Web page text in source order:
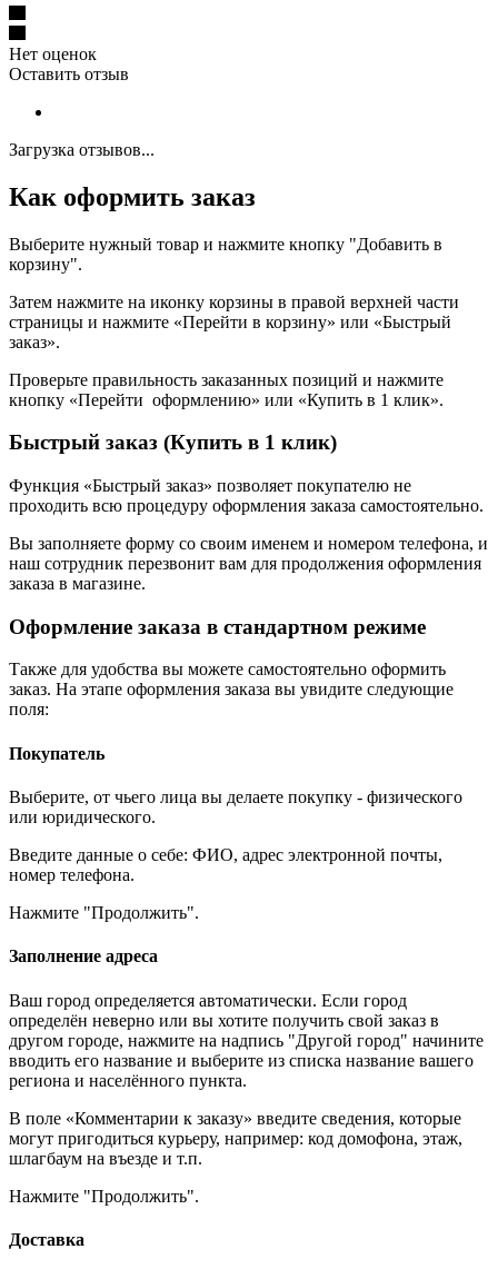
Нет оценок
Оставить отзыв
Загрузка отзывов...
Как оформить заказ
Выберите нужный товар и нажмите кнопку "Добавить в
корзину".
Затем нажмите на иконку корзины в правой верхней части
страницы и нажмите «Перейти в корзину» или «Быстрый
заказ».
Проверьте правильность заказанных позиций и нажмите
кнопку «Перейти оформлению» или «Купить в 1 клик».
Быстрый заказ (Купить в 1 клик)
Функция «Быстрый заказ» позволяет покупателю не
проходить всю процедуру оформления заказа самостоятельно.
Вы заполняете форму со своим именем и номером телефона, и
наш сотрудник перезвонит вам для продолжения оформления
заказа в магазине.
Оформление заказа в стандартном режиме
Также для удобства вы можете самостоятельно оформить
заказ. На этапе оформления заказа вы увидите следующие
поля:
Покупатель
Выберите, от чьего лица вы делаете покупку - физического
или юридического.
Введите данные о себе: ФИО, адрес электронной почты,
номер телефона.
Нажмите "Продолжить".
Заполнение адреса
Ваш город определяется автоматически. Если город
определён неверно или вы хотите получить свой заказ в
другом городе, нажмите на надпись "Другой город" начините
вводить его название и выберите из списка название вашего
региона и населённого пункта.
В поле «Комментарии к заказу» введите сведения, которые
могут пригодиться курьеру, например: код домофона, этаж,
шлагбаум на въезде и т.п.
Нажмите "Продолжить".
Доставка